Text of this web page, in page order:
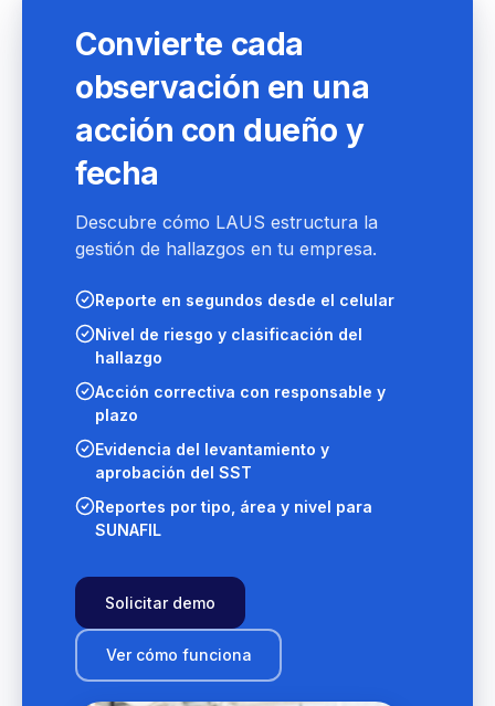
Convierte cada
observación en una
acción con dueño y
fecha
Descubre cómo LAUS estructura la
gestión de hallazgos en tu empresa.
Reporte en segundos desde el celular
Nivel de riesgo y clasificación del
hallazgo
Acción correctiva con responsable y
plazo
Evidencia del levantamiento y
aprobación del SST
Reportes por tipo, área y nivel para
SUNAFIL
Solicitar demo
Ver cómo funciona